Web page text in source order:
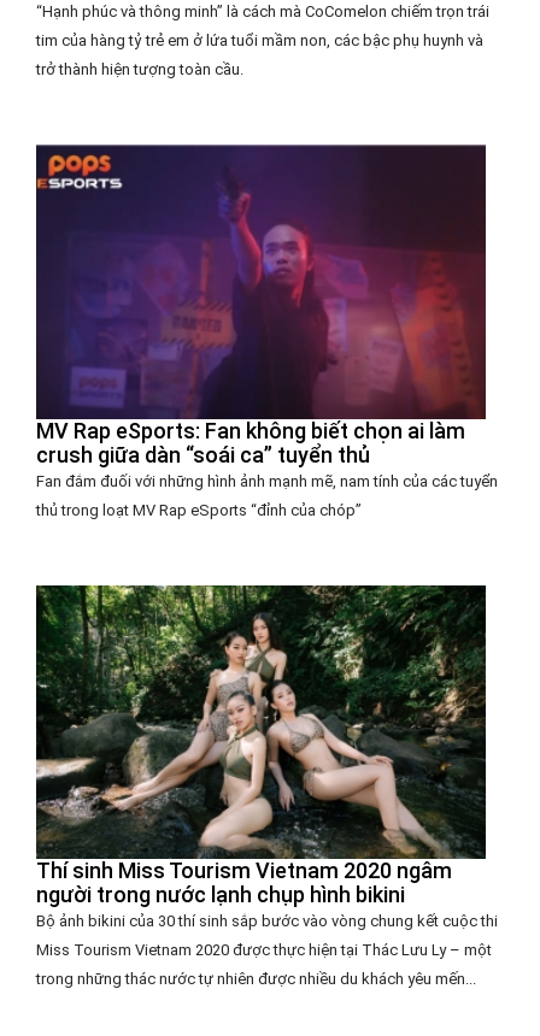
“Hạnh phúc và thông minh” là cách mà CoComelon chiếm trọn trái
tim của hàng tỷ trẻ em ở lứa tuổi mầm non, các bậc phụ huynh và
trở thành hiện tượng toàn cầu.
MV Rap eSports: Fan không biết chọn ai làm
crush giữa dàn “soái ca” tuyển thủ
Fan đắm đuối với những hình ảnh mạnh mẽ, nam tính của các tuyển
thủ trong loạt MV Rap eSports “đỉnh của chóp”
Thí sinh Miss Tourism Vietnam 2020 ngâm
người trong nước lạnh chụp hình bikini
Bộ ảnh bikini của 30 thí sinh sắp bước vào vòng chung kết cuộc thi
Miss Tourism Vietnam 2020 được thực hiện tại Thác Lưu Ly – một
trong những thác nước tự nhiên được nhiều du khách yêu mến...